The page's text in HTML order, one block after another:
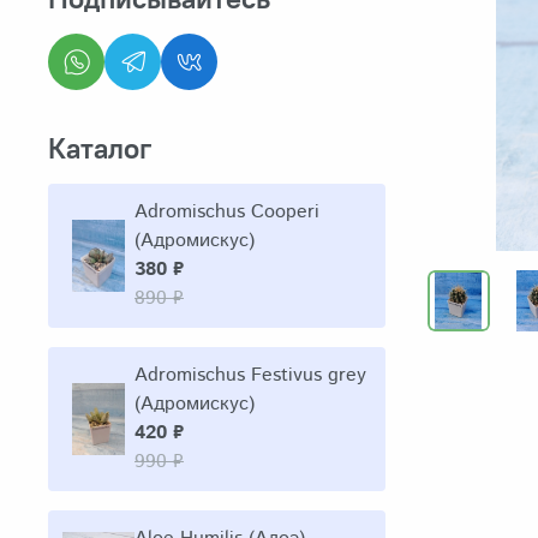
Каталог
Adromischus Cooperi
(Адромискус)
380 ₽
890 ₽
Adromischus Festivus grey
(Адромискус)
420 ₽
990 ₽